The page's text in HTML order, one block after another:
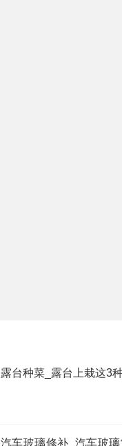
露台种菜_露台上栽这3
汽车玻璃修补_汽车玻